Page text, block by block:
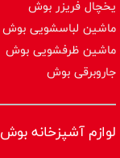
یخچال فریزر بوش
ماشین لباسشویی بوش
ماشین ظرفشویی بوش
جاروبرقی بوش
لوازم آشپزخانه بوش